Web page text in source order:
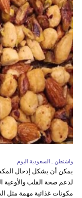
واشنطن ـ السعودية اليوم
يمكن أن يشكل إدخال
لدعم صحة القلب والأوعية
مكونات غذائية مهمة مثل